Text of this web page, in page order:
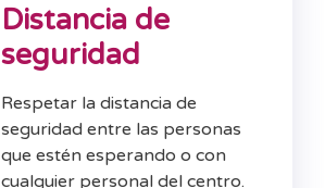
Distancia de
seguridad
Respetar la distancia de
seguridad entre las personas
que estén esperando o con
cualquier personal del centro.